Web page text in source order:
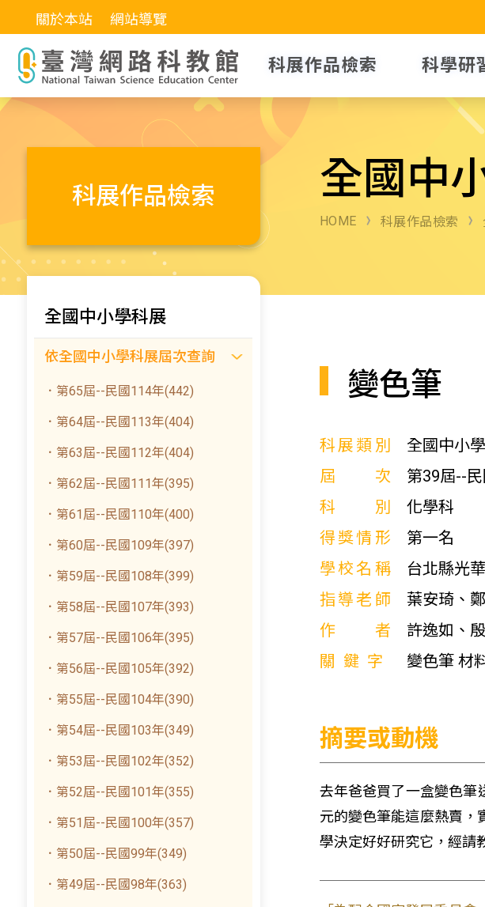
關於本站 網站導覽
科展作品檢索 科學研
科展作品檢索 全國中
HOME 科展作品檢索
全國中小學科展
依全國中小學科展屆次查詢
．第65屆--民國114年(442)
．第64屆--民國113年(404)
．第63屆--民國112年(404)
．第62屆--民國111年(395)
．第61屆--民國110年(400)
．第60屆--民國109年(397)
．第59屆--民國108年(399)
．第58屆--民國107年(393)
．第57屆--民國106年(395)
．第56屆--民國105年(392)
．第55屆--民國104年(390)
．第54屆--民國103年(349)
．第53屆--民國102年(352)
．第52屆--民國101年(355)
．第51屆--民國100年(357)
．第50屆--民國99年(349)
．第49屆--民國98年(363)
變色筆
科展類別
全國中小
屆次
第39屆--
科別
化學科
得獎情形
第一名
學校名稱
台北縣光
指導老師
葉安琦、
作者
許逸如、
關鍵字
變色筆 材
摘要或動機
去年爸爸買了一盒變色筆
元的變色筆能這麼熱賣，
學決定好好研究它，經請